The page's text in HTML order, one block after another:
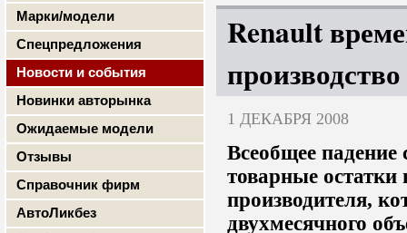
Марки/модели
Спецпредложения
Новости и события
Новинки авторынка
Ожидаемые модели
Отзывы
Справочник фирм
АвтоЛикбез
Renault
1 ДЕКАБРЯ 2008
Всеобщее падение
товарные остатки
производителя,
двухмесячного